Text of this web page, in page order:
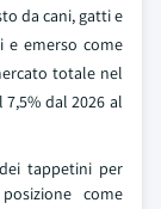
da cani, gatti e
e emerso come
totale nel
7,5% dal 2026 al
tappetini per
come